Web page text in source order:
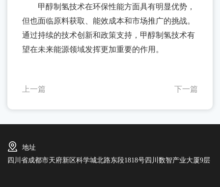
甲醇制氢技术在环保性能方面具有明显优势，
但也面临原料获取、能效成本和市场推广的挑战。
通过持续的技术创新和政策支持，甲醇制氢技术有
望在未来能源领域发挥更加重要的作用。
上一篇 下一篇
地址
四川省成都市天府新区科学城北路东段1818号四川数智产业大厦9层